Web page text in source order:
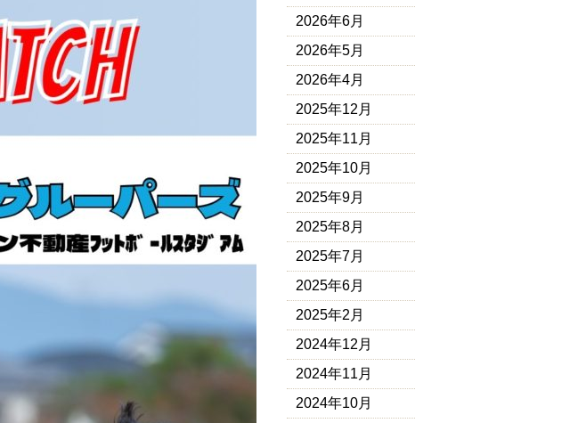
2026年6月
2026年5月
2026年4月
2025年12月
2025年11月
2025年10月
2025年9月
2025年8月
2025年7月
2025年6月
2025年2月
2024年12月
2024年11月
2024年10月